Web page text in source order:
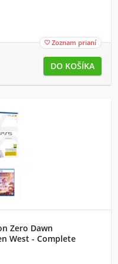
 Zoznam prianí
Zero Dawn
West - Complete